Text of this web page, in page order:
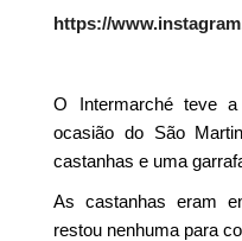
https://
O Intermarché teve
ocasião do São
castanhas e uma
As castanhas eram
restou nenhuma para